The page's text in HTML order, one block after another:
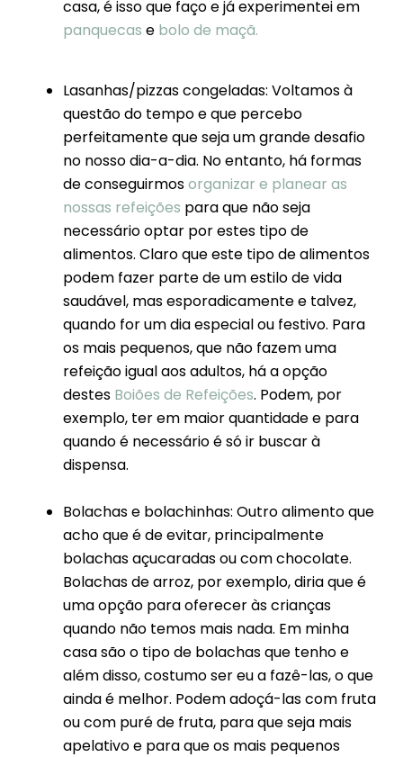
casa, é isso que faço e já experimentei em
panquecas e bolo de maçã.
Lasanhas/pizzas congeladas: Voltamos à
questão do tempo e que percebo
perfeitamente que seja um grande desafio
no nosso dia-a-dia. No entanto, há formas
de conseguirmosorganizar e planear as
nossas refeições para que não seja
necessário optar por estes tipo de
alimentos. Claro que este tipo de alimentos
podem fazer parte de um estilo de vida
saudável, mas esporadicamente e talvez,
quando for um dia especial ou festivo. Para
os mais pequenos, que não fazem uma
refeição igual aos adultos, há a opção
destes Boiões de Refeições. Podem, por
exemplo, ter em maior quantidade e para
quando é necessário é só ir buscar à
dispensa.
Bolachas e bolachinhas: Outro alimento que
acho que é de evitar, principalmente
bolachas açucaradas ou com chocolate.
Bolachas de arroz, por exemplo, diria que é
uma opção para oferecer às crianças
quando não temos mais nada. Em minha
casa são o tipo de bolachas que tenho e
além disso, costumo ser eu a fazê-las, o que
ainda é melhor. Podem adoçá-las com fruta
ou com puré de fruta, para que seja mais
apelativo e para que os mais pequenos